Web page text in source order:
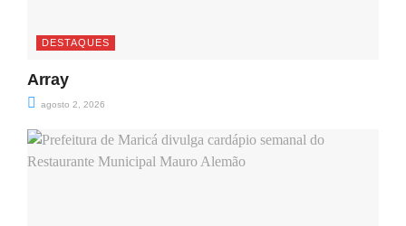
DESTAQUES
Array
agosto 2, 2026